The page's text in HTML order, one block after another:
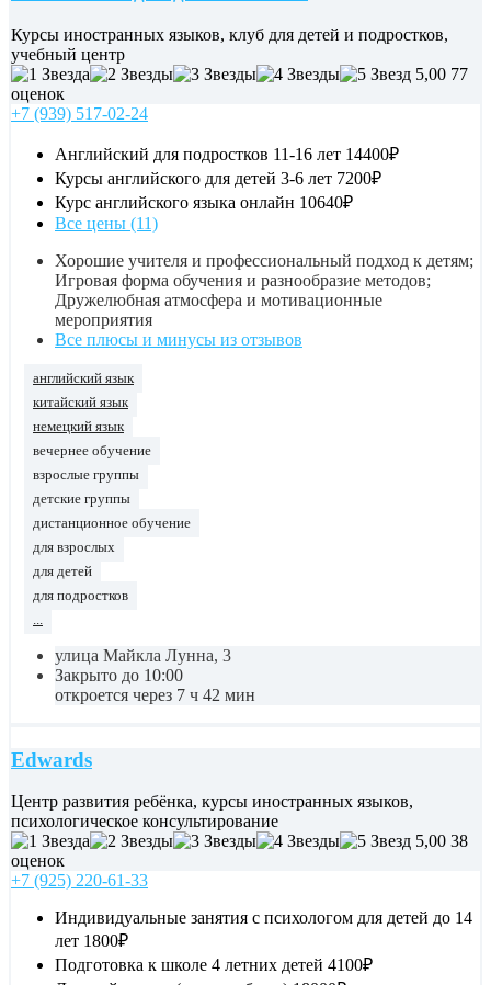
Курсы иностранных языков, клуб для детей и подростков,
учебный центр
5,00 77
оценок
+7 (939) 517-02-24
Английский для подростков 11-16 лет 14400₽
Курсы английского для детей 3-6 лет 7200₽
Курс английского языка онлайн 10640₽
Все цены (11)
Хорошие учителя и профессиональный подход к детям;
Игровая форма обучения и разнообразие методов;
Дружелюбная атмосфера и мотивационные
мероприятия
Все плюсы и минусы из отзывов
английский язык
китайский язык
немецкий язык
вечернее обучение
взрослые группы
детские группы
дистанционное обучение
для взрослых
для детей
для подростков
...
улица Майкла Лунна, 3
Закрыто до 10:00
откроется через 7 ч 42 мин
Edwards
Центр развития ребёнка, курсы иностранных языков,
психологическое консультирование
5,00 38
оценок
+7 (925) 220-61-33
Индивидуальные занятия с психологом для детей до 14
лет 1800₽
Подготовка к школе 4 летних детей 4100₽